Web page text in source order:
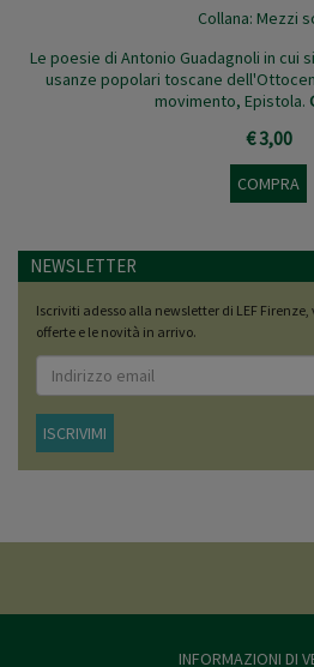
Collana: Mezzi
Le poesie di Antonio Guadagnoli in cui
usanze popolari toscane
movimento, Epistola.
€ 3,00
COMPRA
NEWSLETTER
Iscriviti adesso alla newsletter di LEF
offerte e le novità in arrivo.
ISCRIVIMI
INFORMAZIONI DI